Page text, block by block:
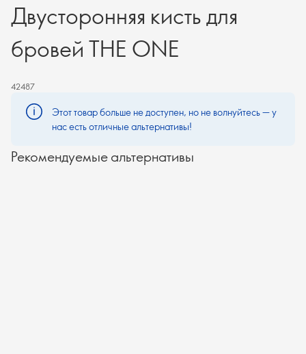
Двусторонняя кисть для
бровей THE ONE
42487
Этот товар больше не доступен, но не волнуйтесь — у
нас есть отличные альтернативы!
Рекомендуемые альтернативы